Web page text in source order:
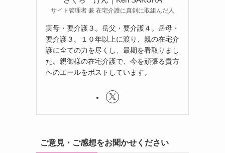
サイト管理者 兼 在宅介護に真剣に取組んだ人
実母・要介護３。岳父・要介護４。岳母・
要介護３。１０年以上に渡り、親の在宅介
護に全ての力を尽くし、最期を看取りまし
た。親御様の在宅介護で、今を頑張る貴方
へのエールをポストしています。
ご意見・ご感想をお聞かせください